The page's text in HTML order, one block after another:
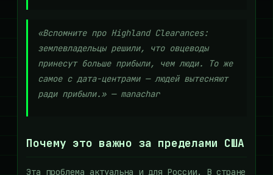
«Вспомните про Highland Clearances:
землевладельцы решили, что овцеводы
принесут больше прибыли, чем люди. То же
самое с дата-центрами — людей вытесняют
ради прибыли.» — manachar
Почему это важно за пределами США
Эта проблема актуальна и для России. В стране